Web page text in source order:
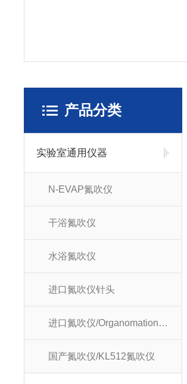
产品分类
实验室通用仪器
N-EVAP氮吹仪
干浴氮吹仪
水浴氮吹仪
进口氮吹仪针头
进口氮吹仪/Organomation氮吹仪
国产氮吹仪/KL512氮吹仪